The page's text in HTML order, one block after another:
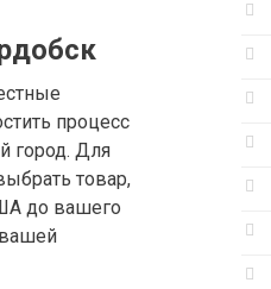
процесс
город. Для
товар,
до вашего